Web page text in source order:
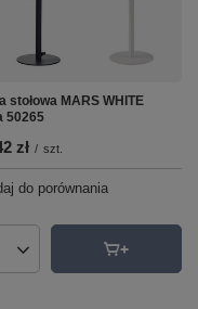
stołowa MARS WHITE
50265
zł / szt.
do porównania
produktów